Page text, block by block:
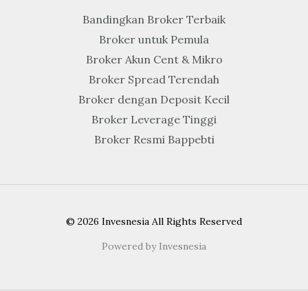
Bandingkan Broker Terbaik
Broker untuk Pemula
Broker Akun Cent & Mikro
Broker Spread Terendah
Broker dengan Deposit Kecil
Broker Leverage Tinggi
Broker Resmi Bappebti
© 2026 Invesnesia All Rights Reserved
Powered by Invesnesia